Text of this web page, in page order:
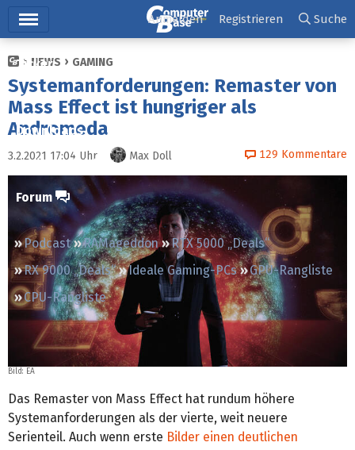
Ticker
Tests
Downloads
Preisvergleich
Forum
Podcast RAMageddon
RTX 5000 „Deals“
RX 9000 „Deals“
Ideale Gaming-PCs
GPU-Rangliste
CPU-Rangliste
Anmelden Registrieren Suche
NEWS GAMING
Systemanforderungen: Remaster von
Mass Effect ist hungriger als
Andromeda
3.2.2021 17:04 Uhr Max Doll 129 Kommentare
Bild: EA
Das Remaster von Mass Effect hat rundum höhere
Systemanforderungen als der vierte, weit neuere
Serienteil. Auch wenn erste Bilder einen deutlichen